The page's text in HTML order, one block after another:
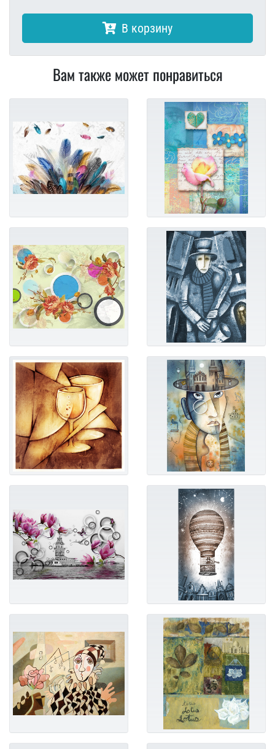
В корзину
Вам также может понравиться